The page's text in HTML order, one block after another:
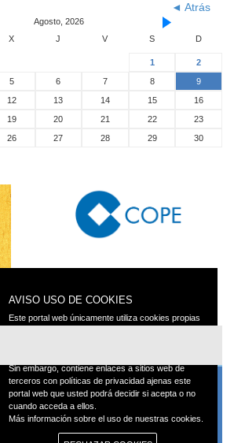
◄ Atrás
Agosto, 2026
X J V S D
1
2
5 6 7 8
9
12 13 14 15
16
19 20 21 22
23
26 27 28 29
30
AVISO USO DE COOKIES
Este portal web únicamente utiliza cookies propias
Sin embargo, contiene enlaces a sitios web de
terceros con políticas de privacidad ajenas este
portal web que usted podrá decidir si acepta o no
cuando acceda a ellos.
Más información sobre el uso de nuestras cookies.